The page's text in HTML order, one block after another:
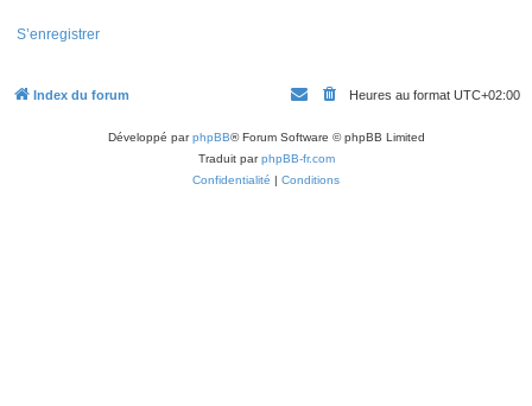
S’enregistrer
Index du forum Heures au format UTC+02:00
Développé parphpBB® Forum Software © phpBB Limited
Traduit parphpBB-fr.com
Confidentialité | Conditions